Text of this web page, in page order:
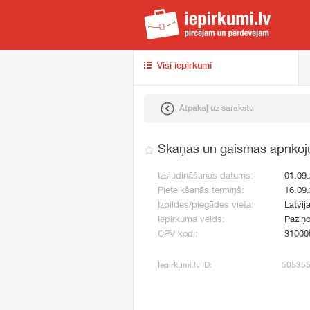
Visi iepirkumi
Atpakaļ uz sarakstu
Skaņas un gaismas
Izsludināšanas datums:
Pieteikšanās termiņš:
Izpildes/piegādes vieta:
Iepirkuma veids:
CPV kodi:
Iepirkumi.lv ID: